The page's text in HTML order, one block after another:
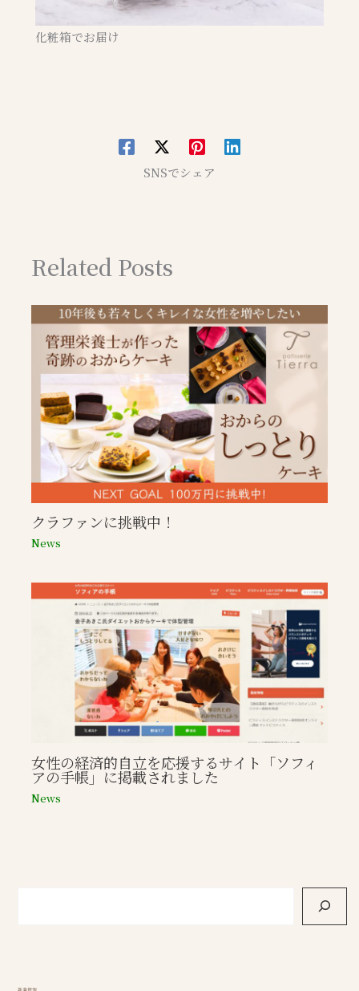
化粧箱でお届け
SNSでシェア
Related Posts
クラファンに挑戦中！
News
女性の経済的自立を応援するサイト「ソフィ
アの手帳」に掲載されました
News